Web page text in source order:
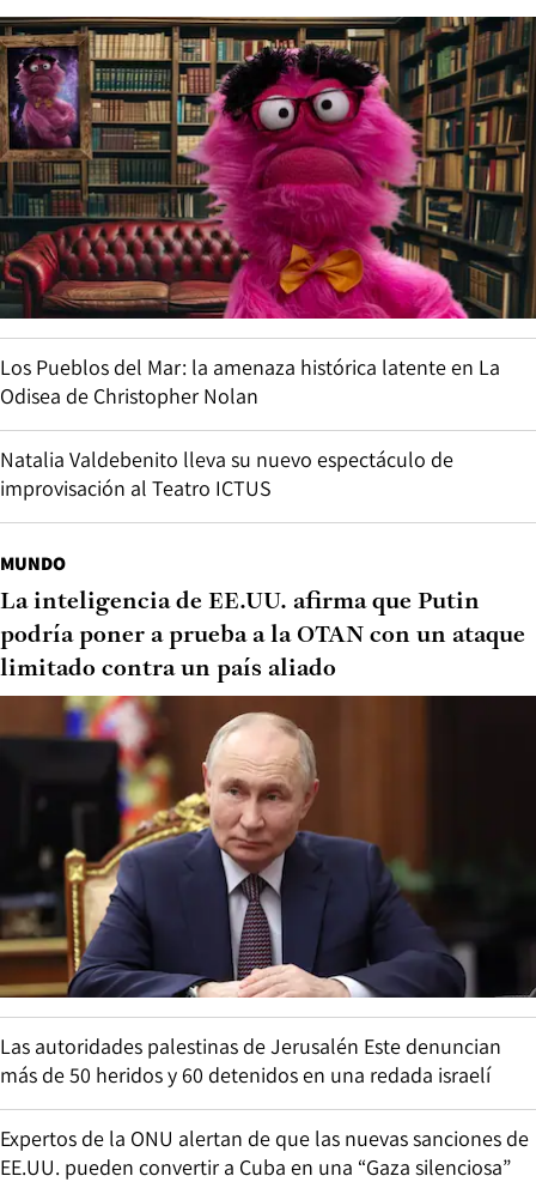
Los Pueblos del Mar: la amenaza histórica latente en La
Odisea de Christopher Nolan
Natalia Valdebenito lleva su nuevo espectáculo de
improvisación al Teatro ICTUS
MUNDO
La inteligencia de EE.UU. afirma que Putin
podría poner a prueba a la OTAN con un ataque
limitado contra un país aliado
Las autoridades palestinas de Jerusalén Este denuncian
más de 50 heridos y 60 detenidos en una redada israelí
Expertos de la ONU alertan de que las nuevas sanciones de
EE.UU. pueden convertir a Cuba en una “Gaza silenciosa”